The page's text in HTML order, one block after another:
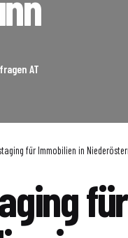
AT
für Immobilien in
für